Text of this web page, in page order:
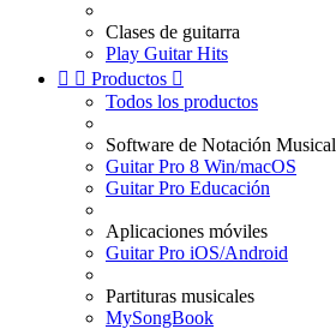
Clases de guitarra
Play Guitar Hits
  Productos 
Todos los productos
Software de Notación Musical
Guitar Pro 8 Win/macOS
Guitar Pro Educación
Aplicaciones móviles
Guitar Pro iOS/Android
Partituras musicales
MySongBook